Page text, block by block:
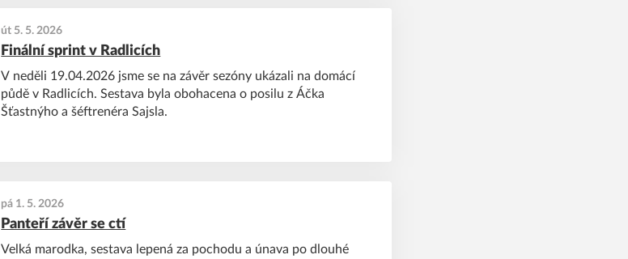
út 5. 5. 2026
Finální sprint v Radlicích
V neděli 19.04.2026 jsme se na závěr sezóny ukázali na domácí
půdě v Radlicích. Sestava byla obohacena o posilu z Áčka
Šťastnýho a šéftrenéra Sajsla.
pá 1. 5. 2026
Panteří závěr se ctí
Velká marodka, sestava lepená za pochodu a únava po dlouhé